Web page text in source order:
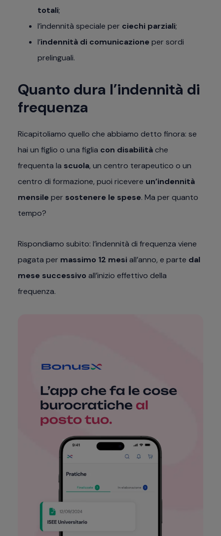
totali;
l’indennità speciale per ciechi parziali;
l’indennità di comunicazione per sordi
prelinguali.
Quanto dura l’indennità di
frequenza
Ricapitoliamo quello che abbiamo detto finora: se
hai un figlio o una figlia con disabilitàche
frequenta la scuola, un centro terapeutico o un
centro di formazione, puoi ricevere un’indennità
mensile per sostenere le spese. Ma per quanto
tempo?
Rispondiamo subito: l’indennità di frequenza viene
pagata per massimo 12 mesi all’anno, e parte dal
mese successivo all’inizio effettivo della
frequenza.